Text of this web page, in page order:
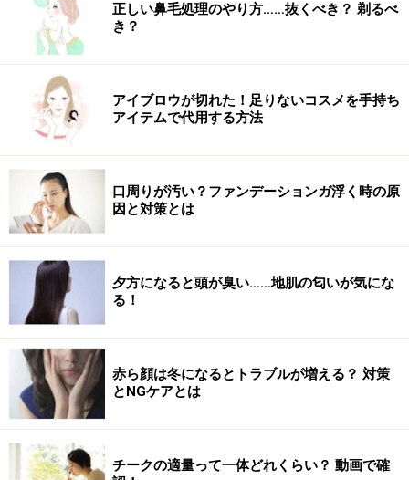
ネブライザー式のアロマディフューザー
そして、やはりおすすめなのがアロマディフューザーを
使った方法。好みの香りをセットして電源をオンにする
だけでアロマ空間のできあがりです。
最近はアロマディフューザーの種類も豊富ですが、就寝
時におすすめなのは「ネブライザー式」と呼ばれるタイ
プ。直接精油が噴霧されるタイプなので、上質なアロマ
空間づくりが可能です。
また、タイマー付きのタイプもおすすめ。就寝時に自然
と電源がオフになるのは安心ですよね。
一方で注意したいのが、噴霧プログラムです。お部屋の
広さや好みに合わせて、10秒出し、5秒出しなどの噴霧
プログラムを選ぶようにしましょう。
正しい鼻毛処理のやり方……抜くべき？ 剃るべ
き？
アイブロウが切れた！足りないコスメを手持ち
アイテムで代用する方法
口周りが汚い？ファンデーションガ浮く時の原
因と対策とは
夕方になると頭が臭い……地肌の匂いが気にな
る！
赤ら顔は冬になるとトラブルが増える？ 対策
とNGケアとは
チークの適量って一体どれくらい？ 動画で確